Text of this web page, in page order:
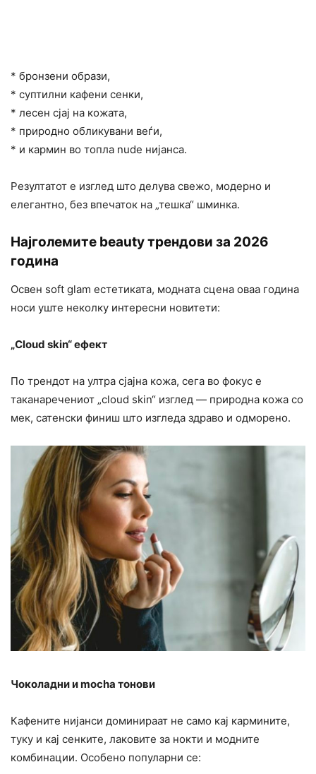
* бронзени образи,
* суптилни кафени сенки,
* лесен сјај на кожата,
* природно обликувани веѓи,
* и кармин во топла nude нијанса.
Резултатот е изглед што делува свежо, модерно и
елегантно, без впечаток на „тешка“ шминка.
Најголемите beauty трендови за 2026
година
Освен soft glam естетиката, модната сцена оваа година
носи уште неколку интересни новитети:
„Cloud skin“ ефект
По трендот на ултра сјајна кожа, сега во фокус е
таканаречениот „cloud skin“ изглед — природна кожа со
мек, сатенски финиш што изгледа здраво и одморено.
Чоколадни и mocha тонови
Кафените нијанси доминираат не само кај кармините,
туку и кај сенките, лаковите за нокти и модните
комбинации. Особено популарни се: